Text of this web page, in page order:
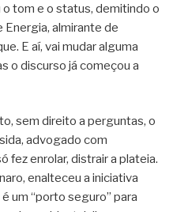
tom e o status, demitindo o
almirante de
E aí, vai mudar alguma
o discurso já começou a
sem direito a perguntas, o
advogado com
fez enrolar, distrair a plateia.
enalteceu a iniciativa
um “porto seguro” para